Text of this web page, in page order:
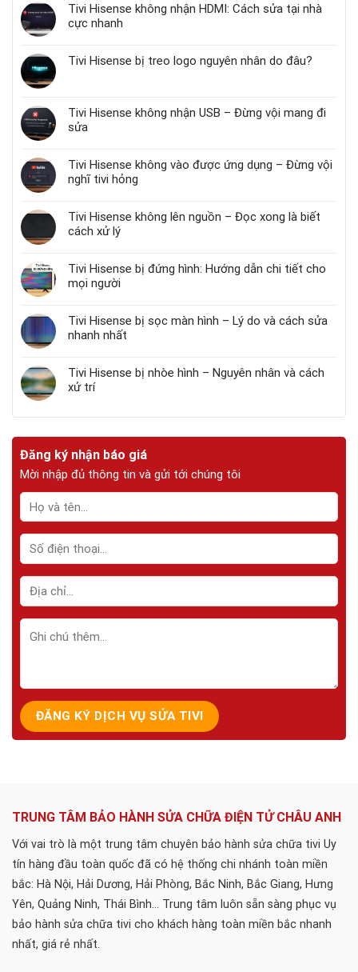
Tivi Hisense không nhận HDMI: Cách sửa tại nhà
cực nhanh
Tivi Hisense bị treo logo nguyên nhân do đâu?
Tivi Hisense không nhận USB – Đừng vội mang đi
sửa
Tivi Hisense không vào được ứng dụng – Đừng vội
nghĩ tivi hỏng
Tivi Hisense không lên nguồn – Đọc xong là biết
cách xử lý
Tivi Hisense bị đứng hình: Hướng dẫn chi tiết cho
mọi người
Tivi Hisense bị sọc màn hình – Lý do và cách sửa
nhanh nhất
Tivi Hisense bị nhòe hình – Nguyên nhân và cách
xử trí
Đăng ký nhận báo giá
Mời nhập đủ thông tin và gửi tới chúng tôi
TRUNG TÂM BẢO HÀNH SỬA CHỮA ĐIỆN TỬ CHÂU ANH
Với vai trò là một trung tâm chuyên bảo hành sửa chữa tivi Uy
tín hàng đầu toàn quốc đã có hệ thống chi nhánh toàn miền
bắc: Hà Nội, Hải Dương, Hải Phòng, Bắc Ninh, Bắc Giang, Hưng
Yên, Quảng Ninh, Thái Bình... Trung tâm luôn sẵn sàng phục vụ
bảo hành sửa chữa tivi cho khách hàng toàn miền bắc nhanh
nhất, giá rẻ nhất.